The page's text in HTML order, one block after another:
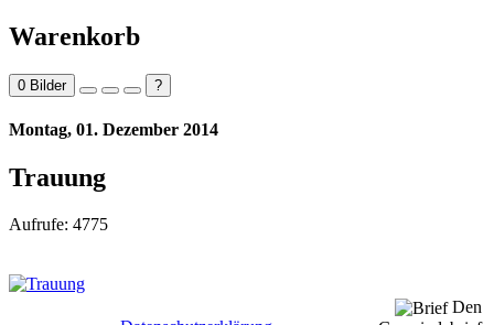
Warenkorb
0 Bilder ?
Montag, 01. Dezember 2014
Trauung
Aufrufe: 4775
Den